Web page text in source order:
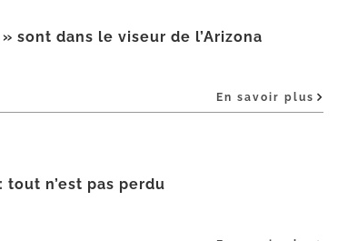
sont dans le viseur de l’Arizona
En savoir plus
n’est pas perdu